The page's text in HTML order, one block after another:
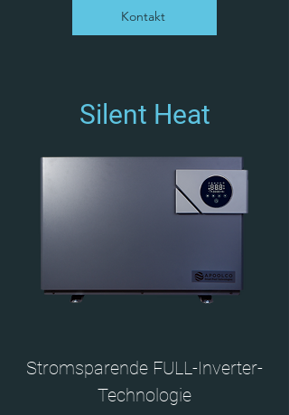
Kontakt
Silent Heat
Stromsparende FULL-Inverter-
Technologie